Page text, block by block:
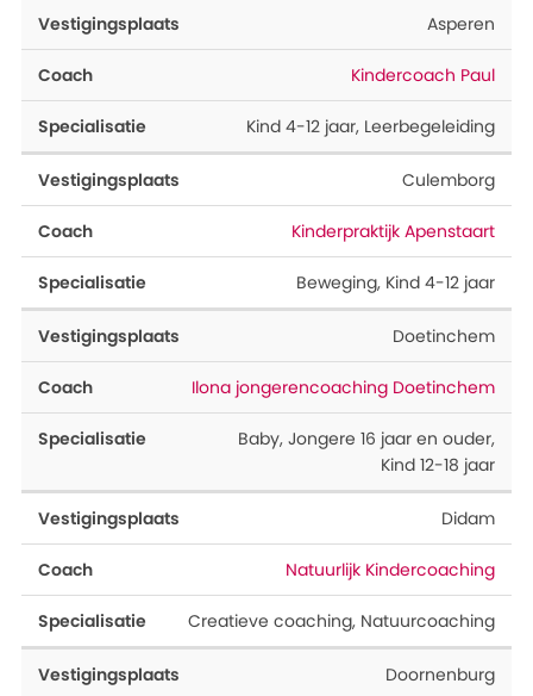
Asperen
Kindercoach Paul
Kind 4-12 jaar, Leerbegeleiding
Culemborg
Kinderpraktijk Apenstaart
Beweging, Kind 4-12 jaar
Doetinchem
Ilona jongerencoaching Doetinchem
Baby, Jongere 16 jaar en ouder,
Kind 12-18 jaar
Didam
Natuurlijk Kindercoaching
Creatieve coaching, Natuurcoaching
Doornenburg